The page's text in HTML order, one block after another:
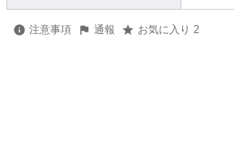
注意事項 通報 お気に入り 2